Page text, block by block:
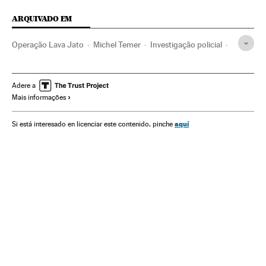
ARQUIVADO EM
Operação Lava Jato Michel Temer Investigação policial
Presidente Brasil Presidência Brasil
Partidos políticos Conflitos políticos Parlamento
Adere a
Mais informações
Si está interesado en licenciar este contenido, pinche aquí